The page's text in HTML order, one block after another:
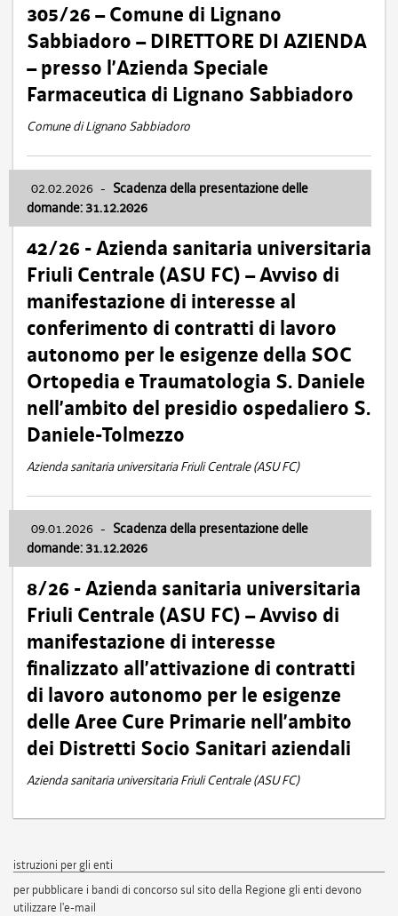
305/26 – Comune di Lignano
Sabbiadoro – DIRETTORE DI AZIENDA
– presso l’Azienda Speciale
Farmaceutica di Lignano Sabbiadoro
Comune di Lignano Sabbiadoro
02.02.2026 - Scadenza della presentazione delle
domande: 31.12.2026
42/26 - Azienda sanitaria universitaria
Friuli Centrale (ASU FC) – Avviso di
manifestazione di interesse al
conferimento di contratti di lavoro
autonomo per le esigenze della SOC
Ortopedia e Traumatologia S. Daniele
nell’ambito del presidio ospedaliero S.
Daniele-Tolmezzo
Azienda sanitaria universitaria Friuli Centrale (ASU FC)
09.01.2026 - Scadenza della presentazione delle
domande: 31.12.2026
8/26 - Azienda sanitaria universitaria
Friuli Centrale (ASU FC) – Avviso di
manifestazione di interesse
finalizzato all’attivazione di contratti
di lavoro autonomo per le esigenze
delle Aree Cure Primarie nell’ambito
dei Distretti Socio Sanitari aziendali
Azienda sanitaria universitaria Friuli Centrale (ASU FC)
istruzioni per gli enti
per pubblicare i bandi di concorso sul sito della Regione gli enti devono
utilizzare l'e-mail